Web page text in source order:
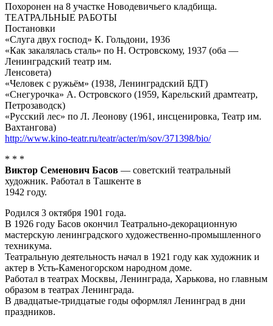
Похоронен на 8 участке Новодевичьего кладбища.
ТЕАТРАЛЬНЫЕ РАБОТЫ
Постановки
«Слуга двух господ» К. Гольдони, 1936
«Как закалялась сталь» по Н. Островскому, 1937 (оба —
Ленинградский театр им.
Ленсовета)
«Человек с ружьём» (1938, Ленинградский БДТ)
«Снегурочка» А. Островского (1959, Карельский драмтеатр,
Петрозаводск)
«Русский лес» по Л. Леонову (1961, инсценировка, Театр им.
Вахтангова)
http://www.kino-teatr.ru/teatr/acter/m/sov/371398/bio/
* * *
Виктор Семенович Басов — советский театральный
художник. Работал в Ташкенте в
1942 году.
Родился 3 октября 1901 года.
В 1926 году Басов окончил Театрально-декорационную
мастерскую ленинградского художественно-промышленного
техникума.
Театральную деятельность начал в 1921 году как художник и
актер в Усть-Каменогорском народном доме.
Работал в театрах Москвы, Ленинграда, Харькова, но главным
образом в театрах Ленинграда.
В двадцатые-тридцатые годы оформлял Ленинград в дни
праздников.